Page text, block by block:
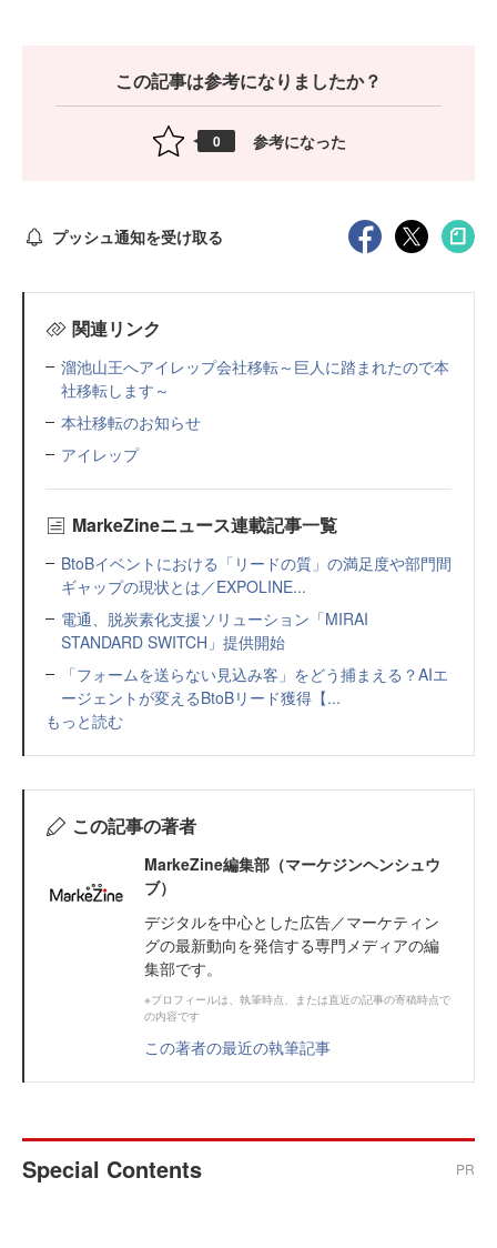
この記事は参考になりましたか？
0 参考になった
プッシュ通知を受け取る
関連リンク
溜池山王へアイレップ会社移転～巨人に踏まれたので本
社移転します～
本社移転のお知らせ
アイレップ
MarkeZineニュース連載記事一覧
BtoBイベントにおける「リードの質」の満足度や部門間
ギャップの現状とは／EXPOLINE...
電通、脱炭素化支援ソリューション「MIRAI
STANDARD SWITCH」提供開始
「フォームを送らない見込み客」をどう捕まえる？AIエ
ージェントが変えるBtoBリード獲得【...
もっと読む
この記事の著者
MarkeZine編集部（マーケジンヘンシュウ
ブ）
デジタルを中心とした広告／マーケティン
グの最新動向を発信する専門メディアの編
集部です。
※プロフィールは、執筆時点、または直近の記事の寄稿時点で
の内容です
この著者の最近の執筆記事
Special Contents PR